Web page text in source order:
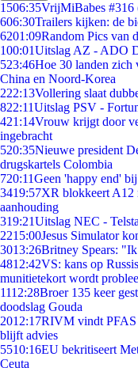
1506:35VrijMiBabes #316
606:30Trailers kijken: de
6201:09Random Pics van
100:01Uitslag AZ - ADO
523:46Hoe 30 landen zich
China en Noord-Korea
222:13Vollering slaat
822:11Uitslag PSV -
421:14Vrouw krijgt door
ingebracht
520:35Nieuwe president
drugskartels Colombia
720:11Geen 'happy end'
3419:57XR blokkeert A12
aanhouding
319:21Uitslag NEC -
2215:00Jesus Simulator
3013:26Britney Spears:
4812:42VS: kans op
munitietekort wordt
1112:28Broer 135 keer
doodslag Gouda
2012:17RIVM vindt PFAS
blijft advies
5510:16EU bekritiseert
Ceuta